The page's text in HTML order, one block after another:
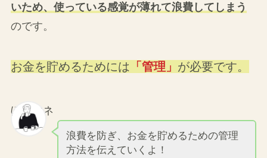
いため、使っている感覚が薄れて浪費してしまう
のです。
お金を貯めるためには 「管理」 が必要です。
ぼくマネ
浪費を防ぎ、お金を貯めるための管理
方法を伝えていくよ！